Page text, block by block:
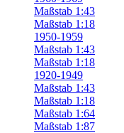
Maßstab 1:43
Maßstab 1:18
1950-1959
Maßstab 1:43
Maßstab 1:18
1920-1949
Maßstab 1:43
Maßstab 1:18
Maßstab 1:64
Maßstab 1:87